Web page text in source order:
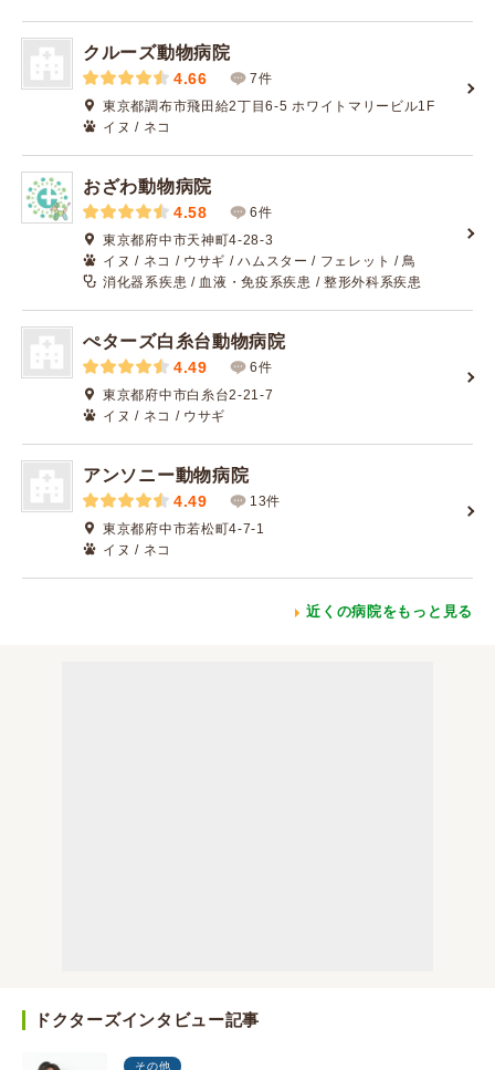
クルーズ動物病院
4.66
7件
東京都調布市飛田給2丁目6-5 ホワイトマリービル1F
イヌ / ネコ
おざわ動物病院
4.58
6件
東京都府中市天神町4-28-3
イヌ / ネコ / ウサギ / ハムスター / フェレット / 鳥
消化器系疾患 / 血液・免疫系疾患 / 整形外科系疾患
ぺターズ白糸台動物病院
4.49
6件
東京都府中市白糸台2-21-7
イヌ / ネコ / ウサギ
アンソニー動物病院
4.49
13件
東京都府中市若松町4-7-1
イヌ / ネコ
近くの病院をもっと見る
ドクターズインタビュー記事
その他